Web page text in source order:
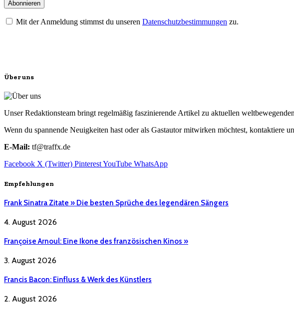
Mit der Anmeldung stimmst du unseren Datenschutzbestimmungen zu.
Über uns
Unser Redaktionsteam bringt regelmäßig faszinierende Artikel zu aktuellen
Wenn du spannende Neuigkeiten hast oder als Gastautor mitwirken möchtest, kontaktiere
E-Mail: tf@traffx.de
Facebook X (Twitter) PinterestYouTube WhatsApp
Empfehlungen
Frank Sinatra Zitate » Die besten Sprüche des legendären Sängers
4. August 2026
Françoise Arnoul: Eine Ikone des französischen Kinos »
3. August 2026
Francis Bacon: Einfluss & Werk des Künstlers
2. August 2026